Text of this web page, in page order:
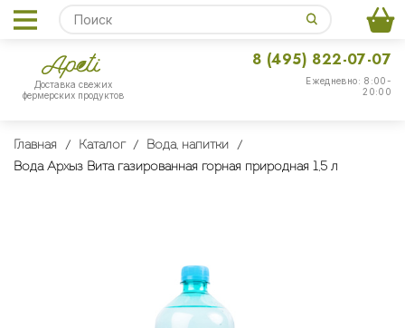
Доставка свежих
фермерских продуктов
Ежедневно: 8:00-
20:00
8 (495) 822-07-07
Главная Каталог
Вода, напитки
Вода Архыз Вита газированная горная природная 1,5 л